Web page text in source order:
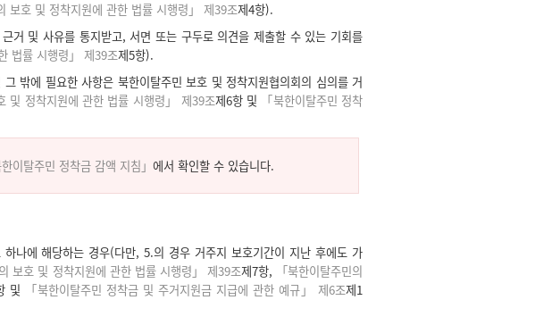
보호 및 정착지원에 관한 법률 시행령」 제39조제4항).
거 및 사유를 통지받고, 서면 또는 구두로 의견을 제출할 수 있는 기회를
법률 시행령」 제39조제5항).
밖에 필요한 사항은 북한이탈주민 보호 및 정착지원협의회의 심의를 거
및 정착지원에 관한 법률 시행령」 제39조제6항 및
「북한이탈주민 정착
한이탈주민 정착금 감액 지침」 에서 확인할 수 있습니다.
나에 해당하는 경우(다만, 5.의 경우 거주지 보호기간이 지난 후에도 가
의 보호 및 정착지원에 관한 법률 시행령」 제39조제7항,
「북한이탈주민의
및 「북한이탈주민 정착금 및 주거지원금 지급에 관한 예규」 제6조제1